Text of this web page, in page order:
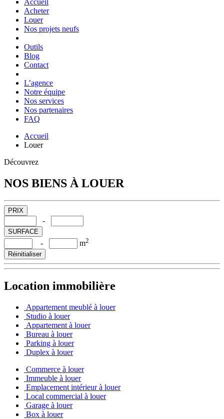
Accueil
Acheter
Louer
Nos projets neufs
Outils
Blog
Contact
L’agence
Notre équipe
Nos services
Nos partenaires
FAQ
Accueil
Louer
Découvrez
NOS BIENS À LOUER
PRIX
-
SURFACE
- m2
Réinitialiser
Location immobilière
Appartement meublé à louer
Studio à louer
Appartement à louer
Bureau à louer
Parking à louer
Duplex à louer
Commerce à louer
Immeuble à louer
Emplacement intérieur à louer
Local commercial à louer
Garage à louer
Box à louer